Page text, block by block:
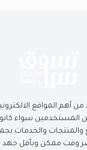
أهم المواقع
المستخدمين سواء
والخدمات
وقت ممكن وبأقل جهد .